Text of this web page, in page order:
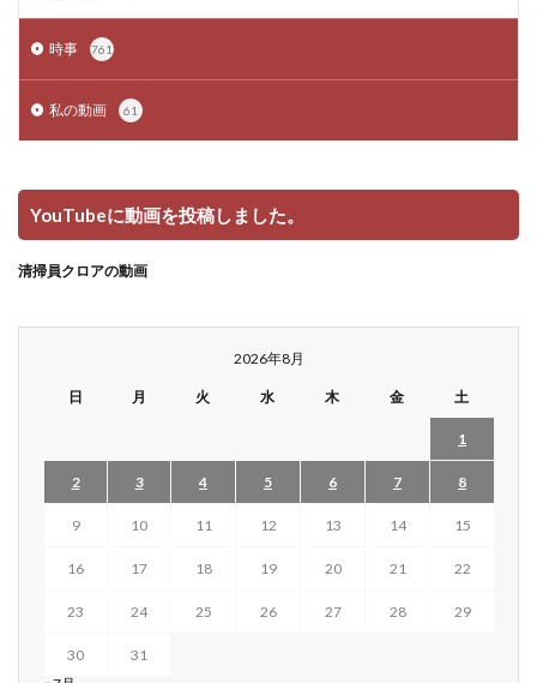
時事 761
私の動画 61
YouTubeに動画を投稿しました。
清掃員クロアの動画
2026年8月
日 月 火 水 木 金 土
1
2 3 4 5 6 7 8
9 10 11 12 13 14 15
16 17 18 19 20 21 22
23 24 25 26 27 28 29
30
31